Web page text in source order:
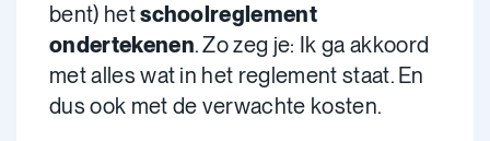
bent) hetschoolreglement
ondertekenen. Zo zeg je: Ik ga akkoord
met alles wat in het reglement staat. En
dus ook met de verwachte kosten.